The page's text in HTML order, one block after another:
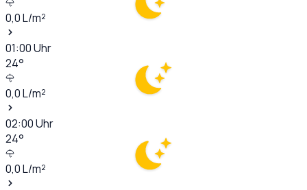
0,0L/m²
01:00Uhr
24°
0,0L/m²
02:00Uhr
24°
0,0L/m²